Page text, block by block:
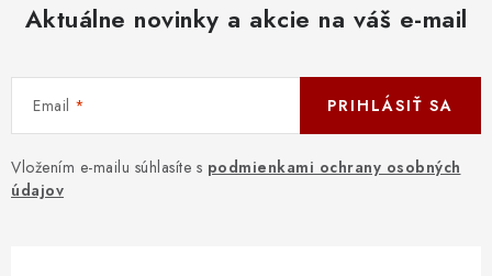
Aktuálne novinky a akcie na váš e-mail
Email
Vložením e-mailu súhlasíte s podmienkami ochrany osobných
údajov
PRIHLÁSIŤ SA